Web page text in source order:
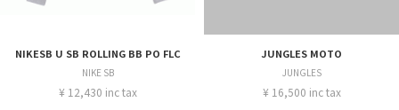
NIKESB U SB ROLLING BB PO FLC
NIKE SB
¥ 12,430 inc tax
JUNGLES MOTO
JUNGLES
¥ 16,500 inc tax